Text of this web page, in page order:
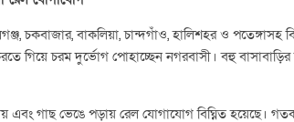
চকবাজার, বাকলিয়া, চান্দগাঁও, হালিশহর ও
গিয়ে চরম দুর্ভোগ পোহাচ্ছেন নগরবাসী। বহু
এবং গাছ ভেঙে পড়ায় রেল যোগাযোগ বিঘ্নিত হয়েছে।